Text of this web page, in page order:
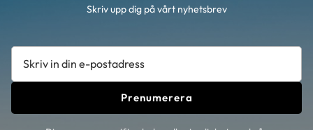
Skriv upp dig på vårt nyhetsbrev
Prenumerera